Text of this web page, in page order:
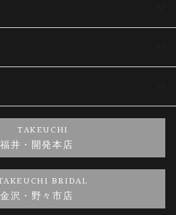
本店情報
ペアリング
結婚指輪 and 婚約指輪
TAKEUCHI
福井・開発本店
BRIDAL
金沢・野々市店